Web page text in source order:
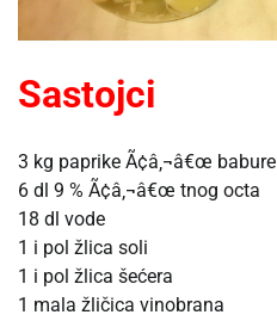
Sastojci
3 kg paprike Ã¢â‚¬â€œ babure
6 dl 9 % Ã¢â‚¬â€œ tnog octa
18 dl vode
1 i pol žlica soli
1 i pol žlica šećera
1 mala žličica vinobrana